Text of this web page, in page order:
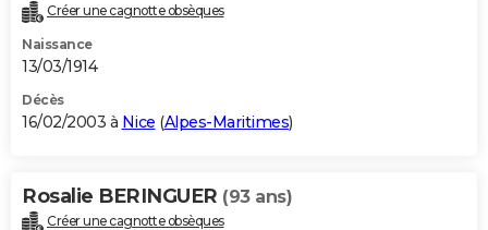
Créer une cagnotte obsèques
Naissance
13/03/1914
Décès
16/02/2003 à Nice (Alpes-Maritimes)
Rosalie BERINGUER (93 ans)
Créer une cagnotte obsèques